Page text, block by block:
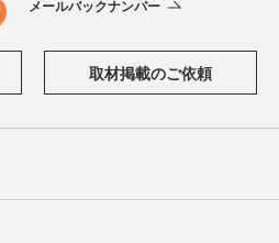
メールバックナンバー
取材掲載のご依頼